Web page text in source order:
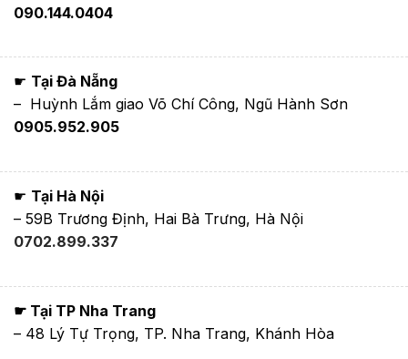
090.144.0404
☛ Tại Đà Nẵng
– Huỳnh Lắm giao Võ Chí Công, Ngũ Hành Sơn
0905.952.905
☛ Tại Hà Nội
– 59B Trương Định, Hai Bà Trưng, Hà Nội
0702.899.337
☛ Tại TP Nha Trang
– 48 Lý Tự Trọng, TP. Nha Trang, Khánh Hòa